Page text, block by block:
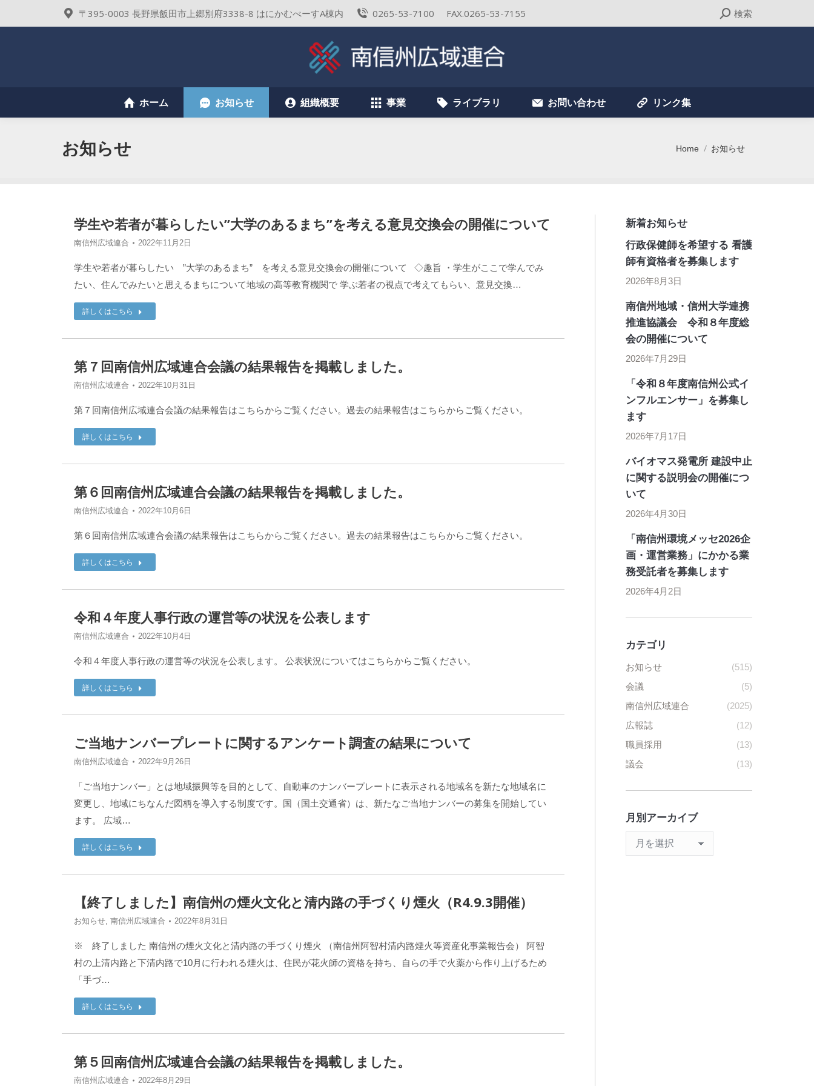
〒395-0003 長野県飯田市上郷別府3338-8 はにかむべーすA棟内 0265-53-7100 FAX.0265-53-7155 Search:
検索
ホーム お知らせ 組織概要 事業 ライブラリ お問い合わせ リンク集
お知らせ You are here:
Home お知らせ
学生や若者が暮らしたい”大学のあるまち”を考える意見交換会の開催について
南信州広域連合 2022年11月2日
学生や若者が暮らしたい ”大学のあるまち” を考える意見交換会の開催について ◇趣旨 ・学生がここで学んでみ
たい、住んでみたいと思えるまちについて地域の高等教育機関で 学ぶ若者の視点で考えてもらい、意見交換…
詳しくはこちら
第７回南信州広域連合会議の結果報告を掲載しました。
南信州広域連合 2022年10月31日
第７回南信州広域連合会議の結果報告はこちらからご覧ください。過去の結果報告はこちらからご覧ください。
詳しくはこちら
第６回南信州広域連合会議の結果報告を掲載しました。
南信州広域連合 2022年10月6日
第６回南信州広域連合会議の結果報告はこちらからご覧ください。過去の結果報告はこちらからご覧ください。
詳しくはこちら
令和４年度人事行政の運営等の状況を公表します
南信州広域連合 2022年10月4日
令和４年度人事行政の運営等の状況を公表します。 公表状況についてはこちらからご覧ください。
詳しくはこちら
ご当地ナンバープレートに関するアンケート調査の結果について
南信州広域連合 2022年9月26日
「ご当地ナンバー」とは地域振興等を目的として、自動車のナンバープレートに表示される地域名を新たな地域名に
変更し、地域にちなんだ図柄を導入する制度です。国（国土交通省）は、新たなご当地ナンバーの募集を開始してい
ます。 広域…
詳しくはこちら
【終了しました】南信州の煙火文化と清内路の手づくり煙火（R4.9.3開催）
お知らせ, 南信州広域連合 2022年8月31日
※ 終了しました 南信州の煙火文化と清内路の手づくり煙火 （南信州阿智村清内路煙火等資産化事業報告会） 阿智
村の上清内路と下清内路で10月に行われる煙火は、住民が花火師の資格を持ち、自らの手で火薬から作り上げるため
「手づ…
詳しくはこちら
第５回南信州広域連合会議の結果報告を掲載しました。
南信州広域連合 2022年8月29日
新着お知らせ
行政保健師を希望する 看護
師有資格者を募集します
2026年8月3日
南信州地域・信州大学連携
推進協議会 令和８年度総
会の開催について
2026年7月29日
「令和８年度南信州公式イ
ンフルエンサー」を募集し
ます
2026年7月17日
バイオマス発電所 建設中止
に関する説明会の開催につ
いて
2026年4月30日
「南信州環境メッセ2026企
画・運営業務」にかかる業
務受託者を募集します
2026年4月2日
カテゴリ
お知らせ
(515)
会議
(5)
南信州広域連合
(2025)
広報誌
(12)
職員採用
(13)
議会
(13)
月別アーカイブ
別
ホーム お知らせ 組織概要 事業 ライブラリ